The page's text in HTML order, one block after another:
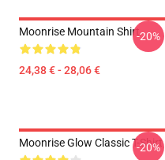
Moonrise Mountain Shirt
24,38 € - 28,06 €
-20%
Moonrise Glow Classic T-Shirt
-20%